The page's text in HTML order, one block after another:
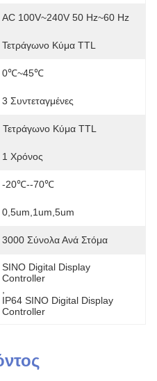
AC 100V~240V 50 Hz~60 Hz
Τετράγωνο Κύμα TTL
0℃~45℃
3 Συντεταγμένες
Τετράγωνο Κύμα TTL
1 Χρόνος
-20℃--70℃
0,5um,1um,5um
3000 Σύνολα Ανά Στόμα
SINO Digital Display
Controller
IP64 SINO Digital Display
Controller